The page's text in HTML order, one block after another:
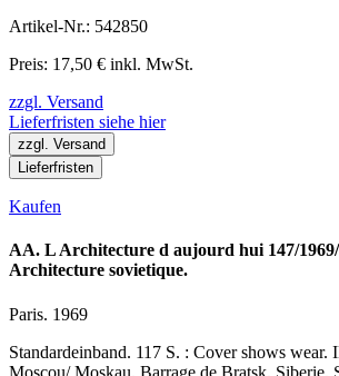
Artikel-Nr.: 542850
Preis: 17,50 € inkl. MwSt.
zzgl. Versand
Lieferfristen siehe hier
zzgl. Versand
Lieferfristen
Kaufen
AA. L Architecture d aujourd hui 147/
Architecture sovietique.
Paris. 1969
Standardeinband. 117 S. : Cover shows
Moscou/ Moskau. Barrage de Bratsk, Siberie.